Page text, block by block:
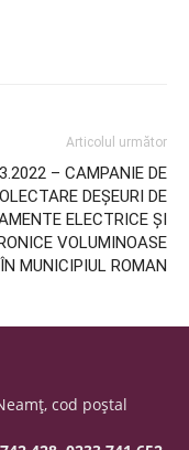
Articolul următor
– CAMPANIE DE
DEȘEURI DE
ELECTRICE ȘI
VOLUMINOASE
ÎN MUNICIPIUL ROMAN
cod poştal